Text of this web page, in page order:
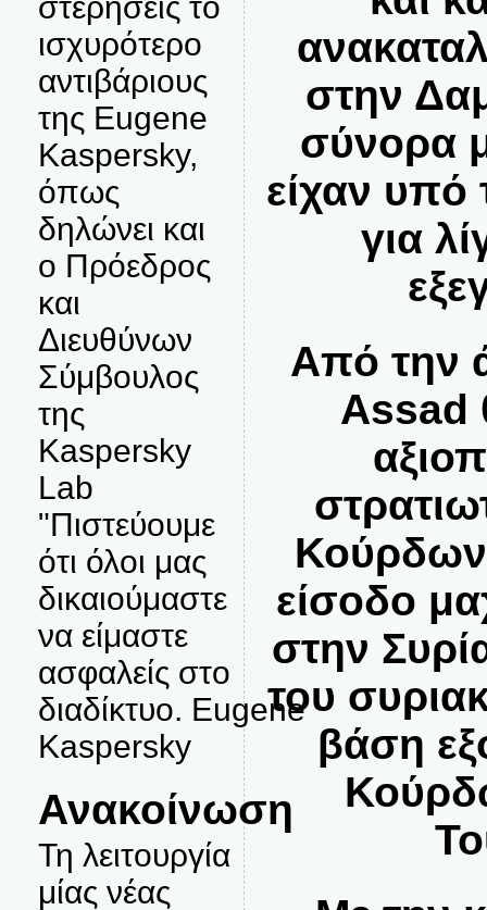
ισχυρότερο
αντιβάριους
της Eugene
Kaspersky,
όπως
δηλώνει και
ο Πρόεδρος
και
Διευθύνων
Σύμβουλος
της
Kaspersky
Lab
"Πιστεύουμε
ότι όλοι μας
δικαιούμαστε
να είμαστε
ασφαλείς στο
διαδίκτυο. Eugene
Kaspersky
Ανακοίνωση
Τη λειτουργία
μίας νέας
στην
σύνορα
είχαν υπό
για
Από την
Assad
Κούρδων
είσοδο
στην
του
βάση